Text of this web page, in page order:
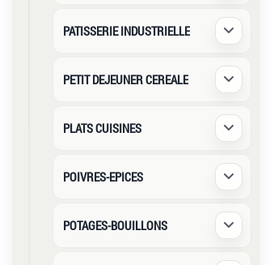
PATISSERIE INDUSTRIELLE Déplier /
PETIT DEJEUNER CEREALE Déplier /
PLATS CUISINES Déplier /
POIVRES-EPICES Déplier /
POTAGES-BOUILLONS Déplier /